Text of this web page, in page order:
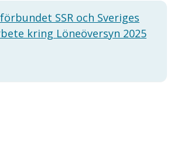
SSR och Sveriges
kring Löneöversyn 2025